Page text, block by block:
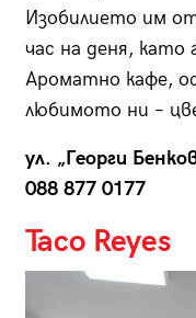
Изобилието им
час на деня, като
Ароматно кафе,
любимото ни –
ул. „Георги
088 877 0177
Taco Reyes